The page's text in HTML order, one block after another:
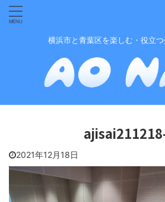
横浜市と青葉区を楽しむ・役立
2021年12月18日